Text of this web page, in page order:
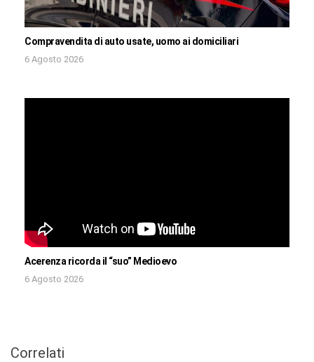
Compravendita di auto usate, uomo ai domiciliari
6 Agosto 2026
Acerenza ricorda il “suo” Medioevo
6 Agosto 2026
Correlati